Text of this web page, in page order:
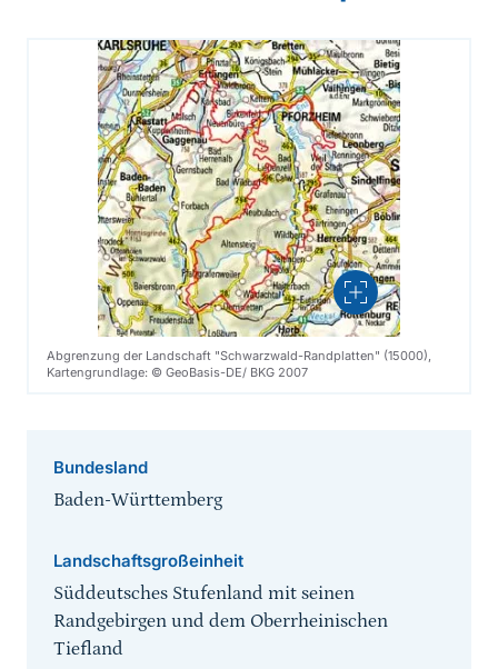
Vergrößern
Abgrenzung der Landschaft "Schwarzwald-Randplatten" (15000),
Kartengrundlage: © GeoBasis-DE/ BKG 2007
Bundesland
Baden-Württemberg
Landschaftsgroßeinheit
Süddeutsches Stufenland mit seinen
Randgebirgen und dem Oberrheinischen
Tiefland